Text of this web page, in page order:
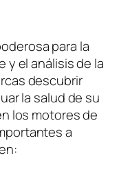
para la
y el análisis de la
descubrir
la salud de su
los motores de
a